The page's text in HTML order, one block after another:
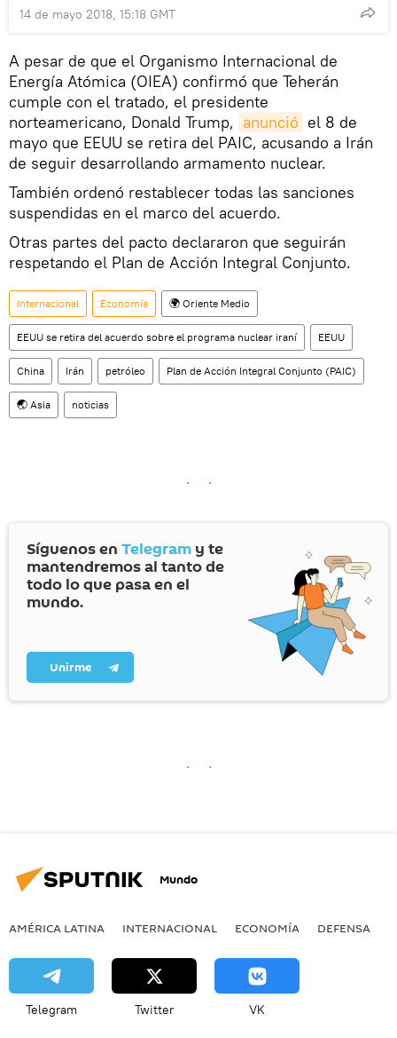
14 de mayo 2018, 15:18 GMT
A pesar de que el Organismo Internacional de
Energía Atómica (OIEA) confirmó que Teherán
cumple con el tratado, el presidente
norteamericano, Donald Trump, anunció el 8 de
mayo que EEUU se retira del PAIC, acusando a Irán
de seguir desarrollando armamento nuclear.
También ordenó restablecer todas las sanciones
suspendidas en el marco del acuerdo.
Otras partes del pacto declararon que seguirán
respetando el Plan de Acción Integral Conjunto.
Internacional Economía 🌍 Oriente Medio
EEUU se retira del acuerdo sobre el programa nuclear iraní EEUU
China Irán petróleo Plan de Acción Integral Conjunto (PAIC)
🌏 Asia noticias
Síguenos en Telegram y te
mantendremos al tanto de
todo lo que pasa en el
mundo.
Unirme
Mundo
AMÉRICA LATINA INTERNACIONAL ECONOMÍA DEFENSA
Telegram Twitter VK